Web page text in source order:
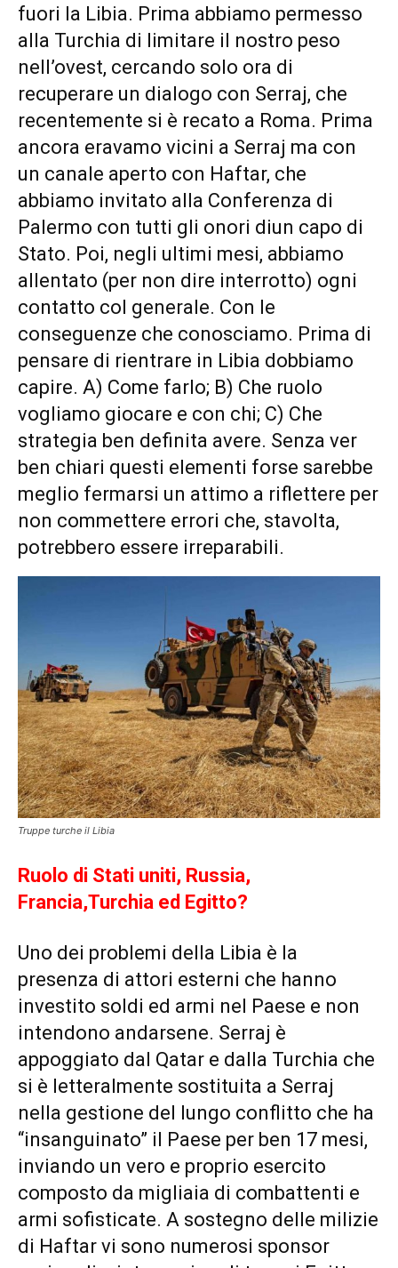
fuori la Libia. Prima abbiamo permesso
alla Turchia di limitare il nostro peso
nell’ovest, cercando solo ora di
recuperare un dialogo con Serraj, che
recentemente si è recato a Roma. Prima
ancora eravamo vicini a Serraj ma con
un canale aperto con Haftar, che
abbiamo invitato alla Conferenza di
Palermo con tutti gli onori diun capo di
Stato. Poi, negli ultimi mesi, abbiamo
allentato (per non dire interrotto) ogni
contatto col generale. Con le
conseguenze che conosciamo. Prima di
pensare di rientrare in Libia dobbiamo
capire. A) Come farlo; B) Che ruolo
vogliamo giocare e con chi; C) Che
strategia ben definita avere. Senza ver
ben chiari questi elementi forse sarebbe
meglio fermarsi un attimo a riflettere per
non commettere errori che, stavolta,
potrebbero essere irreparabili.
Truppe turche il Libia
Ruolo di Stati uniti, Russia,
Francia,Turchia ed Egitto?
Uno dei problemi della Libia è la
presenza di attori esterni che hanno
investito soldi ed armi nel Paese e non
intendono andarsene. Serraj è
appoggiato dal Qatar e dalla Turchia che
si è letteralmente sostituita a Serraj
nella gestione del lungo conflitto che ha
“insanguinato” il Paese per ben 17 mesi,
inviando un vero e proprio esercito
composto da migliaia di combattenti e
armi sofisticate. A sostegno delle milizie
di Haftar vi sono numerosi sponsor